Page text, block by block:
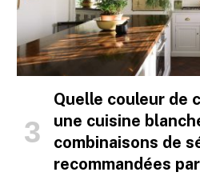
Quelle couleur de
une cuisine
combinaisons de
recommandées